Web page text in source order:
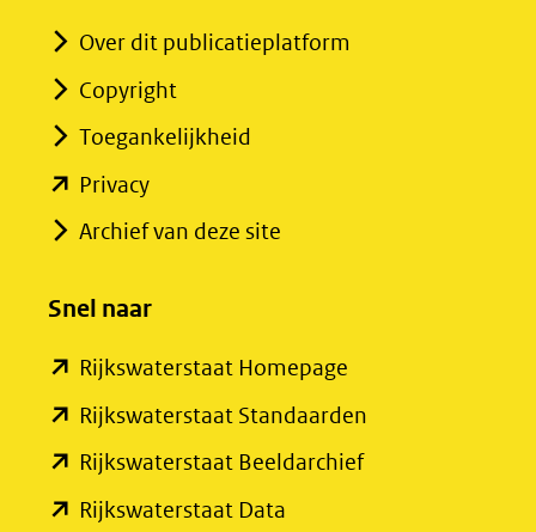
Over dit publicatieplatform
Copyright
Toegankelijkheid
Privacy(opent
in
venster)
naar
een
andere
Archief van deze site
Snel naar
Rijkswaterstaat Homepage
in
Rijkswaterstaat Standaarden
Rijkswaterstaat Beeldarchief(opent
Rijkswaterstaat Data